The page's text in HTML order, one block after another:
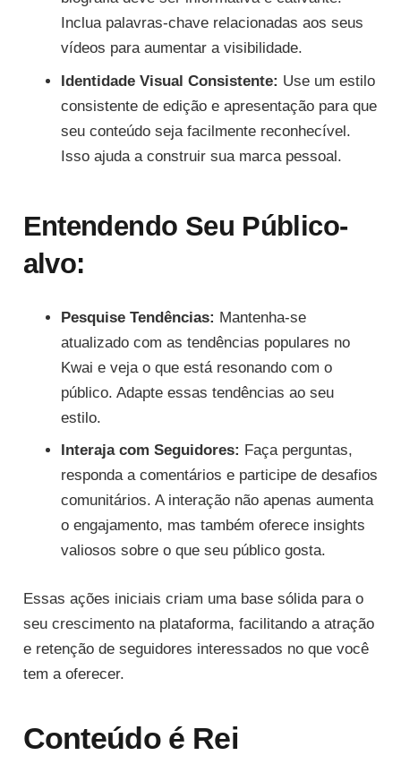
Inclua palavras-chave relacionadas aos seus
vídeos para aumentar a visibilidade.
Identidade Visual Consistente: Use um estilo
consistente de edição e apresentação para que
seu conteúdo seja facilmente reconhecível.
Isso ajuda a construir sua marca pessoal.
Entendendo Seu Público-
alvo:
Pesquise Tendências: Mantenha-se
atualizado com as tendências populares no
Kwai e veja o que está resonando com o
público. Adapte essas tendências ao seu
estilo.
Interaja com Seguidores: Faça perguntas,
responda a comentários e participe de desafios
comunitários. A interação não apenas aumenta
o engajamento, mas também oferece insights
valiosos sobre o que seu público gosta.
Essas ações iniciais criam uma base sólida para o
seu crescimento na plataforma, facilitando a atração
e retenção de seguidores interessados no que você
tem a oferecer.
Conteúdo é Rei